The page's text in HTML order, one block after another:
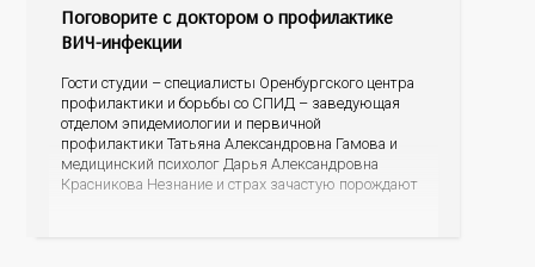
Поговорите с доктором о профилактике
ВИЧ-инфекции
Гости студии – специалисты Оренбургского центра
профилактики и борьбы со СПИД – заведующая
отделом эпидемиологии и первичной
профилактики Татьяна Александровна Гамова и
медицинский психолог Дарья Александровна
Красникова Незнание и страх зачастую порождают